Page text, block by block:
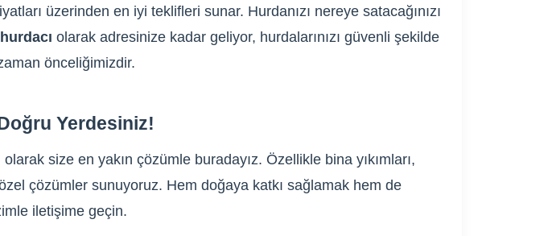
üzerinden en iyi teklifleri sunar. Hurdanızı nereye satacağınızı
olarak adresinize kadar geliyor, hurdalarınızı güvenli şekilde
önceliğimizdir.
Yerdesiniz!
olarak size en yakın çözümle buradayız. Özellikle bina yıkımları,
çözümler sunuyoruz. Hem doğaya katkı sağlamak hem de
iletişime geçin.